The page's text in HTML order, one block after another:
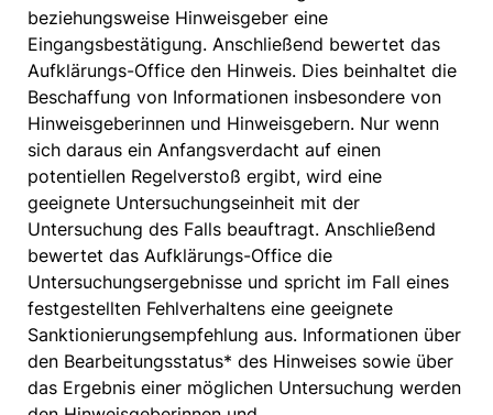
beziehungsweise Hinweisgeber eine
Eingangsbestätigung. Anschließend bewertet das
Aufklärungs-Office den Hinweis. Dies beinhaltet die
Beschaffung von Informationen insbesondere von
Hinweisgeberinnen und Hinweisgebern. Nur wenn
sich daraus ein Anfangsverdacht auf einen
potentiellen Regelverstoß ergibt, wird eine
geeignete Untersuchungseinheit mit der
Untersuchung des Falls beauftragt. Anschließend
bewertet das Aufklärungs-Office die
Untersuchungsergebnisse und spricht im Fall eines
festgestellten Fehlverhaltens eine geeignete
Sanktionierungsempfehlung aus. Informationen über
den Bearbeitungsstatus* des Hinweises sowie über
das Ergebnis einer möglichen Untersuchung werden